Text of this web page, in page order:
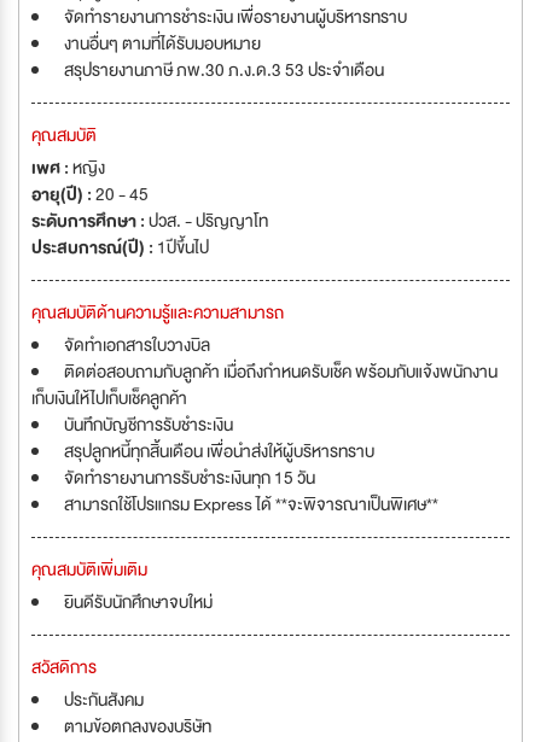
จัดทำรายงานการชำระเงิน เพื่อรายงานผู้บริหารทราบ
งานอื่นๆ ตามที่ได้รับมอบหมาย
สรุปรายงานภาษี ภพ.30 ภ.ง.ด.3 53 ประจำเดือน
คุณสมบัติ
เพศ :หญิง
อายุ(ปี) :20 - 45
ระดับการศึกษา :ปวส. - ปริญญาโท
ประสบการณ์(ปี) : 1ปีขึ้นไป
คุณสมบัติด้านความรู้และความสามารถ
จัดทำเอกสารใบวางบิล
ติดต่อสอบถามกับลูกค้า เมื่อถึงกำหนดรับเช็ค พร้อมกับแจ้งพนักงาน
เก็บเงินให้ไปเก็บเช็คลูกค้า
บันทึกบัญชีการรับชำระเงิน
สรุปลูกหนี้ทุกสิ้นเดือน เพื่อนำส่งให้ผู้บริหารทราบ
จัดทำรายงานการรับชำระเงินทุก 15 วัน
สามารถใช้โปรแกรม Express ได้ **จะพิจารณาเป็นพิเศษ**
คุณสมบัติเพิ่มเติม
ยินดีรับนักศึกษาจบใหม่
สวัสดิการ
ประกันสังคม
ตามข้อตกลงของบริษัท